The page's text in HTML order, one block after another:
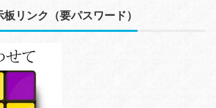
リンク（要パスワード）